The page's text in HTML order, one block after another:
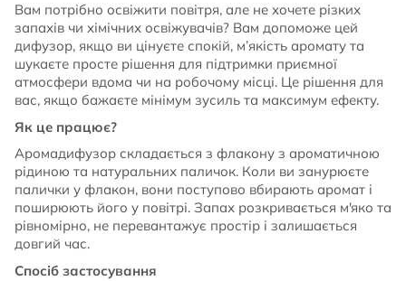
Вам потрібно освіжити повітря, але не хочете різких
запахів чи хімічних освіжувачів? Вам допоможе цей
дифузор, якщо ви цінуєте спокій, м’якість аромату та
шукаєте просте рішення для підтримки приємної
атмосфери вдома чи на робочому місці. Це рішення для
вас, якщо бажаєте мінімум зусиль та максимум ефекту.
Як це працює?
Аромадифузор складається з флакону з ароматичною
рідиною та натуральних паличок. Коли ви занурюєте
палички у флакон, вони поступово вбирають аромат і
поширюють його у повітрі. Запах розкривається м'яко та
рівномірно, не перевантажує простір і залишається
довгий час.
Спосіб застосування